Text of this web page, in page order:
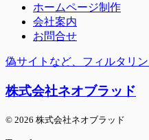
ホームページ制作
会社案内
お問合せ
偽サイトなど、フィルタリ
株式会社ネオブラッド
© 2026 株式会社ネオブラッド